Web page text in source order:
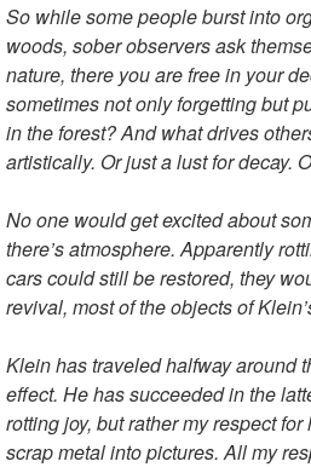
So while some people burst into
woods, sober observers ask
nature, there you are free in your
sometimes not only forgetting but
in the forest? And what drives
artistically. Or just a lust for decay.
No one would get excited about
there’s atmosphere. Apparently
cars could still be restored, they
revival, most of the objects of
Klein has traveled halfway around
effect. He has succeeded in the
rotting joy, but rather my respect
scrap metal into pictures. All my